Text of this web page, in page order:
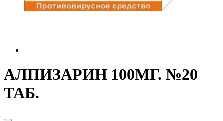
АЛПИЗАРИН 100МГ. №20
ТАБ.